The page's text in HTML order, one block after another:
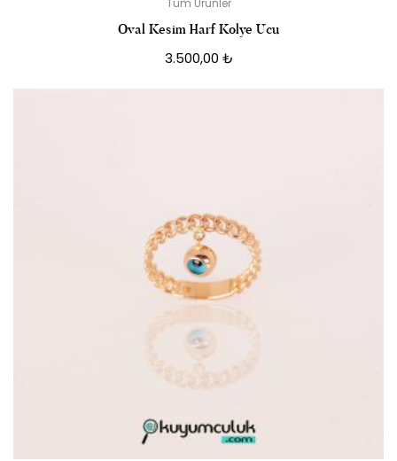
Tüm Ürünler
Oval Kesim Harf Kolye Ucu
3.500,00 ₺